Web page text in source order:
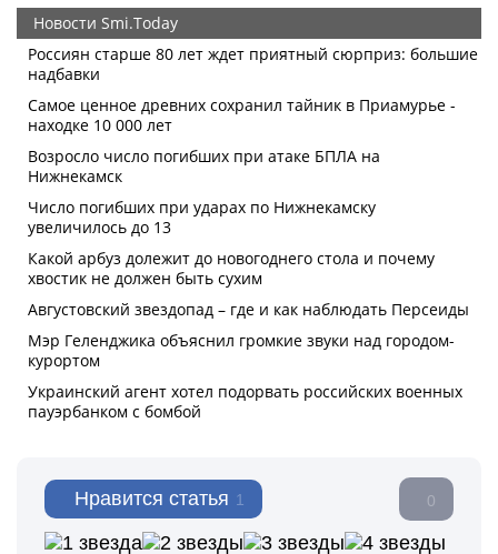
Нравится статья 1 0